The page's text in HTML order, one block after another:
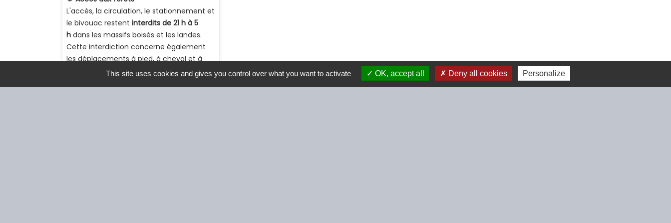
This site uses cookies and gives you control over what you want to activate OK, accept all Deny all cookies Personalize